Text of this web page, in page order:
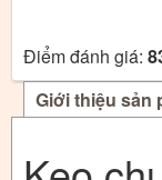
Điểm đánh giá:
Giới thiệu sản